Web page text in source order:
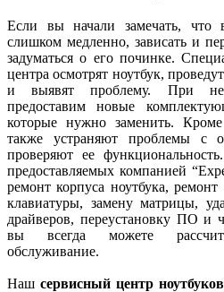
Если вы начали замечать, что
слишком медленно, зависать и
задуматься о его починке.
центра осмотрят ноутбук,
и выявят проблему. При
предоставим новые
которые нужно заменить.
также устраняют проблемы с
проверяют ее
предоставляемых компанией
ремонт корпуса ноутбука, ремонт
клавиатуры, замену матрицы,
драйверов, переустановку ПО и
вы всегда можете
Нашсервисный центр ноутбуков